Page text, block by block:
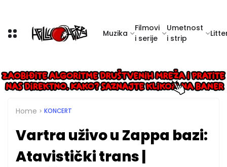
Muzika
Filmovi
i serije
Umetnost
i strip
Home KONCERT
Vartra uživo u Zappa bazi:
Atavistički trans |